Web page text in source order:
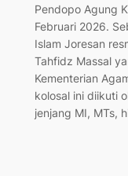
Pendopo Agung
Februari 2026.
Islam Joresan
Tahfidz Massal
Kementerian
kolosal ini diikuti
jenjang MI, MTs,